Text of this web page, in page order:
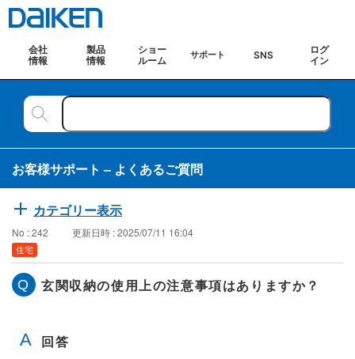
会社
情報
製品
情報
ショー
ルーム
サポート SNS
ログ
イン
お客様サポート – よくあるご質問
カテゴリー表示
No : 242 更新日時 : 2025/07/11 16:04
住宅
玄関収納の使用上の注意事項はありますか？